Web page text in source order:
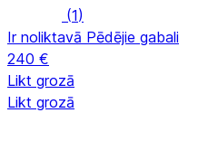
(1)
Ir noliktavā Pēdējie gabali
240 €
Likt grozā
Likt grozā